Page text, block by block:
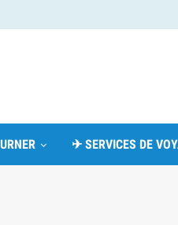
✈ SERVICES DE